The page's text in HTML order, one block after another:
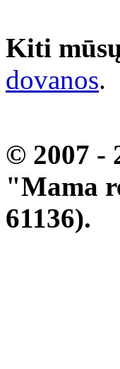
Kiti
dovanos.
© 2007 -
"Mama
61136).